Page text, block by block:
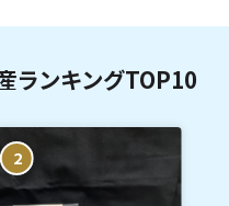
ランキングTOP10
2